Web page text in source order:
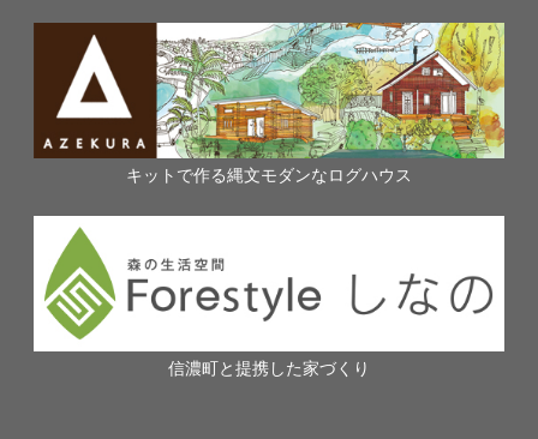
キットで作る縄文モダンなログハウス
信濃町と提携した家づくり